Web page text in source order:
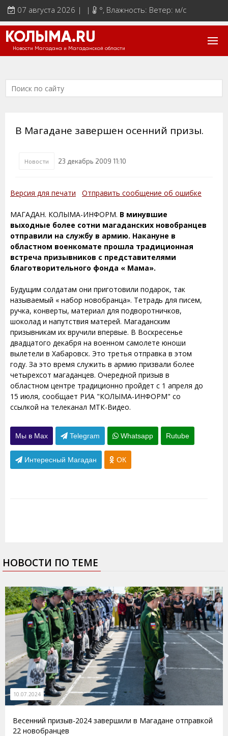
07 августа 2026 | | °, Влажность: Ветер: м/с
КОЛЫМА.RU
Новости Магадана и Магаданской области
В Магадане завершен осенний призы.
Новости 23 декабрь 2009 11:10
Версия для печати Отправить сообщение об ошибке
МАГАДАН. КОЛЫМА-ИНФОРМ. В минувшие
выходные более сотни магаданских новобранцев
отправили на службу в армию. Накануне в
областном военкомате прошла традиционная
встреча призывников с представителями
благотворительного фонда « Мама».
Будущим солдатам они приготовили подарок, так
называемый « набор новобранца». Тетрадь для писем,
ручка, конверты, материал для подворотничков,
шоколад и напутствия матерей. Магаданским
призывникам их вручили впервые. В Воскресенье
двадцатого декабря на военном самолете юноши
вылетели в Хабаровск. Это третья отправка в этом
году. За это время служить в армию призвали более
четырехсот магаданцев. Очередной призыв в
областном центре традиционно пройдет с 1 апреля до
15 июля, сообщает РИА "КОЛЫМА-ИНФОРМ" со
ссылкой на телеканал МТК-Видео.
Мы в Max Telegram Whatsapp Rutube
Интересный Магадан ОК
НОВОСТИ ПО ТЕМЕ
10.07.2024
Весенний призыв-2024 завершили в Магадане отправкой
22 новобранцев